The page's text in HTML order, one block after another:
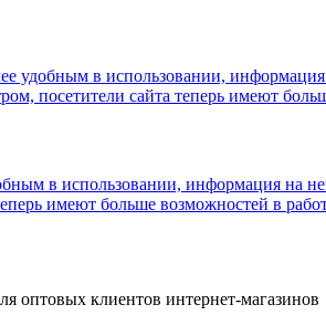
удобным в использовании,
посетители сайта теперь имеют
в использовании, информация
имеют больше возможностей в